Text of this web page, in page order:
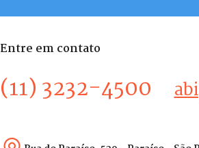
Entre em contato
(11) 3232-4500